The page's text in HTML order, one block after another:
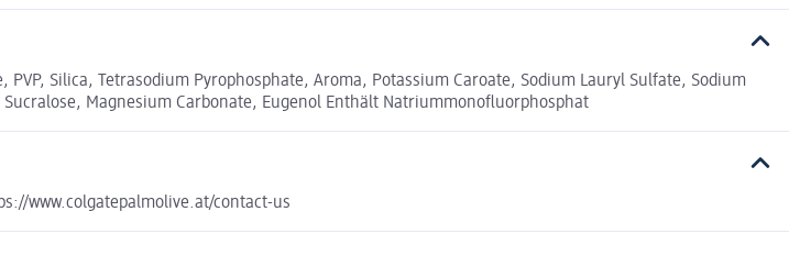
PVP, Silica, Tetrasodium Pyrophosphate, Aroma, Potassium Caroate, Sodium Lauryl Sulfate, Sodium
Magnesium Carbonate, Eugenol Enthält Natriummonofluorphosphat
www.colgatepalmolive.at/contact-us